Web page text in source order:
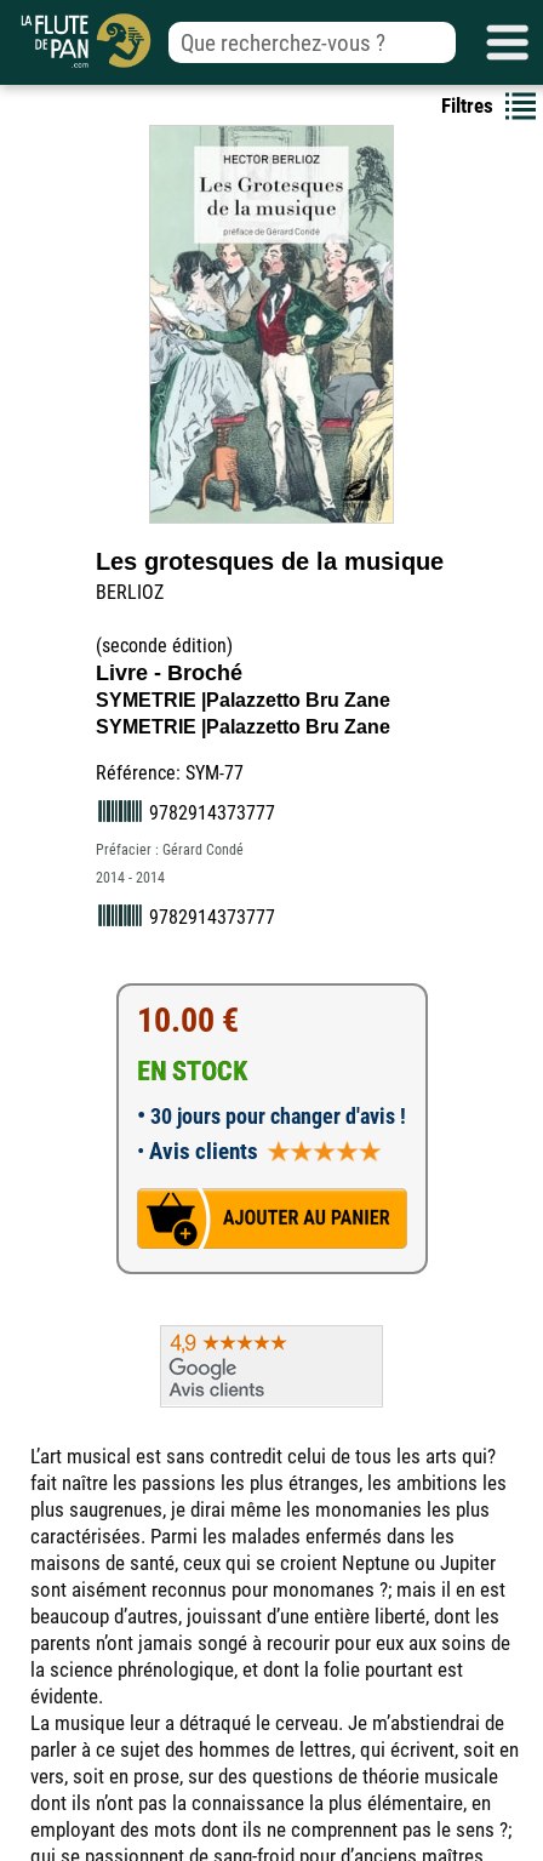
Filtres
Les grotesques de la musique
BERLIOZ
(seconde édition)
Livre - Broché
SYMETRIE |Palazzetto Bru Zane
SYMETRIE |Palazzetto Bru Zane
Référence: SYM-77
9782914373777
Préfacier : Gérard Condé
2014 - 2014
9782914373777
10.00 €
EN STOCK
• 30 jours pour changer d'avis !
• Avis clients
L’art musical est sans contredit celui de tous les arts qui?
fait naître les passions les plus étranges, les ambitions les
plus saugrenues, je dirai même les monomanies les plus
caractérisées. Parmi les malades enfermés dans les
maisons de santé, ceux qui se croient Neptune ou Jupiter
sont aisément reconnus pour monomanes ?; mais il en est
beaucoup d’autres, jouissant d’une entière liberté, dont les
parents n’ont jamais songé à recourir pour eux aux soins de
la science phrénologique, et dont la folie pourtant est
évidente.
La musique leur a détraqué le cerveau. Je m’abstiendrai de
parler à ce sujet des hommes de lettres, qui écrivent, soit en
vers, soit en prose, sur des questions de théorie musicale
dont ils n’ont pas la connaissance la plus élémentaire, en
employant des mots dont ils ne comprennent pas le sens ?;
qui se passionnent de sang-froid pour d’anciens maîtres